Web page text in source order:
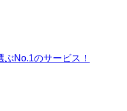
ぶNo.1のサービス！